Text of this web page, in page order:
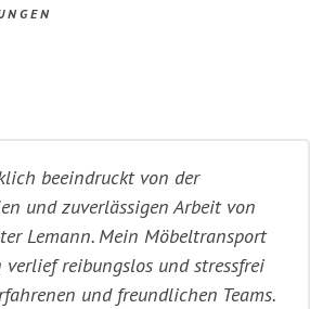
beeindruckt von der
und zuverlässigen Arbeit von
Lemann. Mein Möbeltransport
reibungslos und stressfrei
und freundlichen Teams.